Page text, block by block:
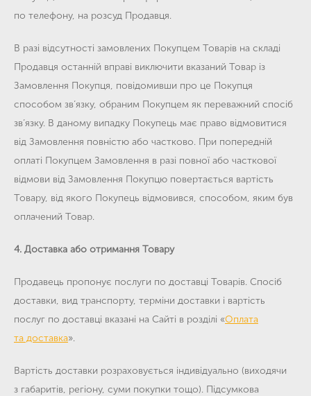
по телефону, на розсуд Продавця.
В разі відсутності замовлених Покупцем Товарів на складі
Продавця останній вправі виключити вказаний Товар із
Замовлення Покупця, повідомивши про це Покупця
способом зв’язку, обраним Покупцем як переважний спосіб
зв’язку. В даному випадку Покупець має право відмовитися
від Замовлення повністю або частково. При попередній
оплаті Покупцем Замовлення в разі повної або часткової
відмови від Замовлення Покупцю повертається вартість
Товару, від якого Покупець відмовився, способом, яким був
оплачений Товар.
4. Доставка або отримання Товару
Продавець пропонує послуги по доставці Товарів. Спосіб
доставки, вид транспорту, терміни доставки і вартість
послуг по доставці вказані на Сайті в розділі «Оплата
та доставка».
Вартість доставки розраховується індивідуально (виходячи
з габаритів, регіону, суми покупки тощо). Підсумкова